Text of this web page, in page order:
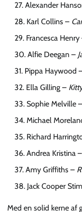
Alexander
Karl Collins –
Francesca Henry
Alfie Deegan –
Pippa Haywood
Ella Gilling –
Sophie Melville –
Michael
Richard
Andrea Kristina –
Amy Griffiths –
Jack Cooper
Med en solid kerne af